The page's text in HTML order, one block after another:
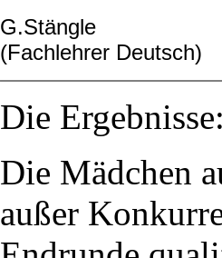
G.Stängle
(Fachlehrer Deutsch)
Die
Die Mädchen
außer